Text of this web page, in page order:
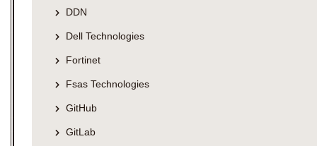
DDN
Dell Technologies
Fortinet
Fsas Technologies
GitHub
GitLab